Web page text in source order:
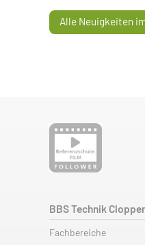
Alle Neuigkeiten
BBS Technik
Fachbereiche